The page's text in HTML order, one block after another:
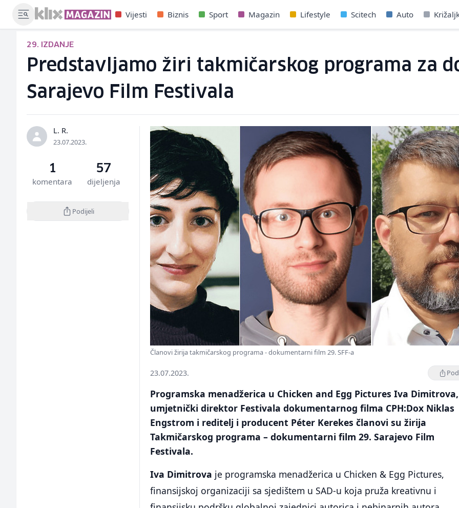
Vijesti Biznis Sport Magazin Lifestyle Scitech Auto
29. IZDANJE
Predstavljamo žiri takmičarskog programa za
Sarajevo Film Festivala
L. R.
23.07.2023.
1
komentara
57
dijeljenja
Podijeli
Članovi žirija takmičarskog programa - dokumentarni film 29. SFF-a
23.07.2023.
Programska menadžerica u Chicken and Egg Pictures Iva Dimitrova,
umjetnički direktor Festivala dokumentarnog filma CPH:Dox Niklas
Engstrom i reditelj i producent Péter Kerekes članovi su žirija
Takmičarskog programa – dokumentarni film 29. Sarajevo Film
Festivala.
Iva Dimitrova je programska menadžerica u Chicken & Egg Pictures,
finansijskoj organizaciji sa sjedištem u SAD-u koja pruža kreativnu i